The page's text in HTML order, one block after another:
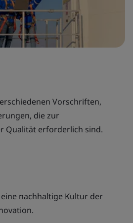
Vorschriften,
die zur
Qualität erforderlich sind.
nachhaltige Kultur der